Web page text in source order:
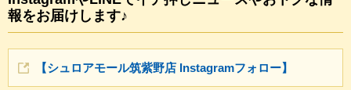
報をお届けします♪
【シュロアモール筑紫野店 Instagramフォロー】